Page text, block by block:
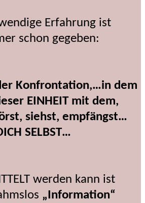
Erfahrung ist
schon gegeben:
der Konfrontation,…in dem
EINHEIT mit dem,
siehst, empfängst…
SELBST…
werden kann ist
„Information“